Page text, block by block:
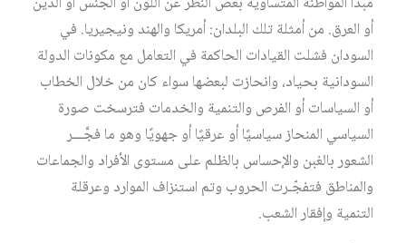
أو العرق. من أمثلة تلك البلدان: أمريكا والهند ونيجيريا. في
السودان فشلت القيادات الحاكمة في التعامل مع مكونات الدولة
السودانية بحياد، وانحازت لبعضها سواء كان من خلال الخطاب
أو السياسات أو الفرص والتنمية والخدمات فترسخت صورة
السياسي المنحاز سياسيًا أو عرقيًا أو جهويًا وهو ما فجَّـــر
الشعور بالغبن والإحساس بالظلم على مستوى الأفراد والجماعات
والمناطق فتفجّـرت الحروب وتم استنزاف الموارد وعرقلة
التنمية وإفقار الشعب.